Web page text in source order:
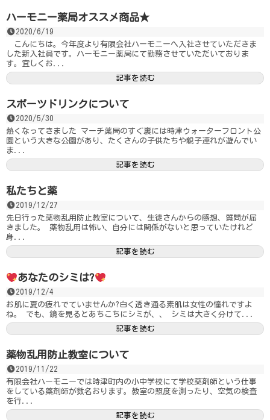
ハーモニー薬局オススメ商品★
2020/6/19
こんにちは。今年度より有限会社ハーモニーへ入社させていただきま
した新入社員です。ハーモニー薬局にて勤務させていただいておりま
す。宜しくお...
記事を読む
スポーツドリンクについて
2020/5/30
熱くなってきました マーチ薬局のすぐ裏には時津ウォーターフロント公
園という大きな公園があり、たくさんの子供たちや親子連れが遊んでい
ま...
記事を読む
私たちと薬
2019/12/27
先日行った薬物乱用防止教室について、生徒さんからの感想、質問が届
きました。 薬物乱用は怖い、自分には関係がないと思っていたけれど
身...
記事を読む
あなたのシミは?
2019/12/4
お肌に夏の疲れでていませんか?白く透き通る素肌は女性の憧れですよ
ね。 でも、鏡を見るとあちこちにシミが、、 シミは大きく分けて...
記事を読む
薬物乱用防止教室について
2019/11/22
有限会社ハーモニーでは時津町内の小中学校にて学校薬剤師という仕事
をしている薬剤師が数名おります。教室の照度を測ったり、空気の検査
を行...
記事を読む